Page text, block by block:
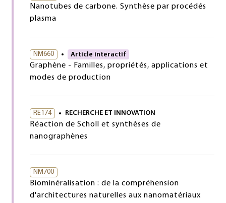
Nanotubes de carbone. Synthèse par procédés
plasma
NM660 Article interactif
Graphène - Familles, propriétés, applications et
modes de production
RE174 RECHERCHE ET INNOVATION
Réaction de Scholl et synthèses de
nanographènes
NM700
Biominéralisation : de la compréhension
d'architectures naturelles aux nanomatériaux